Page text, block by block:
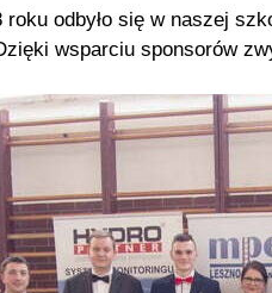
odbyło się w naszej
wsparciu sponsorów